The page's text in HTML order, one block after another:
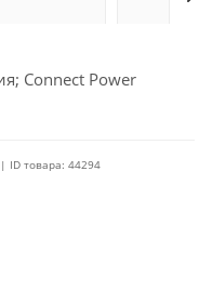
Connect Power
ID товара: 44294